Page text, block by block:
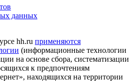
данных
hh.ru применяются
(информационные технологии
на основе сбора, систематизации
к предпочтениям
находящихся на территории